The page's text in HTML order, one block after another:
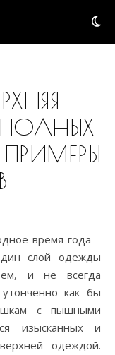
слой одежды
и не всегда
как бы
с пышными
изысканных и
одеждой.